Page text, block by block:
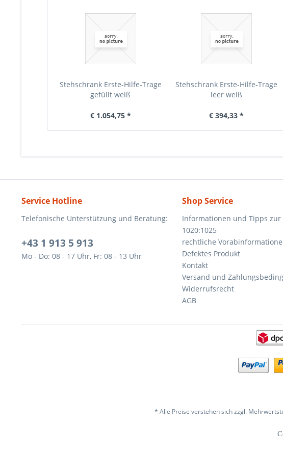
Stehschrank Erste-Hilfe-Trage
gefüllt weiß
€ 1.054,75 *
Stehschrank Erste-Hilfe-Trage
leer weiß
€ 394,33 *
Service Hotline
Telefonische Unterstützung und Beratung:
+43 1 913 5 913
Mo - Do: 08 - 17 Uhr, Fr: 08 - 13 Uhr
Shop Service
Informationen und Tipps zur
1020:1025
rechtliche
Defektes Produkt
Kontakt
Versand und
Widerrufsrecht
AGB
* Alle Preise verstehen sich zzgl.